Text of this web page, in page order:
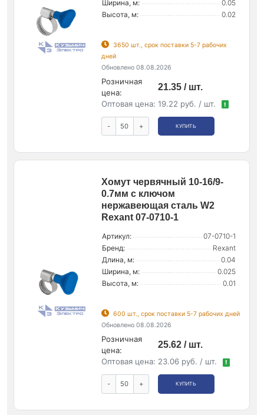
Ширина, м:
0.05
Высота, м:
0.02
3650 шт., срок поставки 5-7 рабочих
дней
Обновлено 08.08.2026
Розничная
цена:
21.35 / шт.
Оптовая цена: 19.22 руб. / шт. !
- + КУПИТЬ
Хомут червячный 10-16/9-
0.7мм с ключом
нержавеющая сталь W2
Rexant 07-0710-1
Артикул:
07-0710-1
Бренд:
Rexant
Длина, м:
0.04
Ширина, м:
0.025
Высота, м:
0.01
600 шт., срок поставки 5-7 рабочих дней
Обновлено 08.08.2026
Розничная
цена:
25.62 / шт.
Оптовая цена: 23.06 руб. / шт. !
- + КУПИТЬ